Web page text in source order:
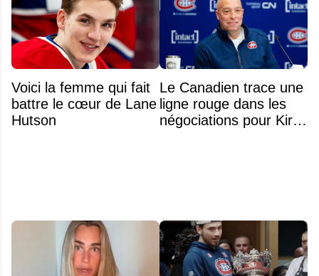
Voici la femme qui fait
battre le cœur de Lane
Hutson
Le Canadien trace une
ligne rouge dans les
négociations pour Kirill